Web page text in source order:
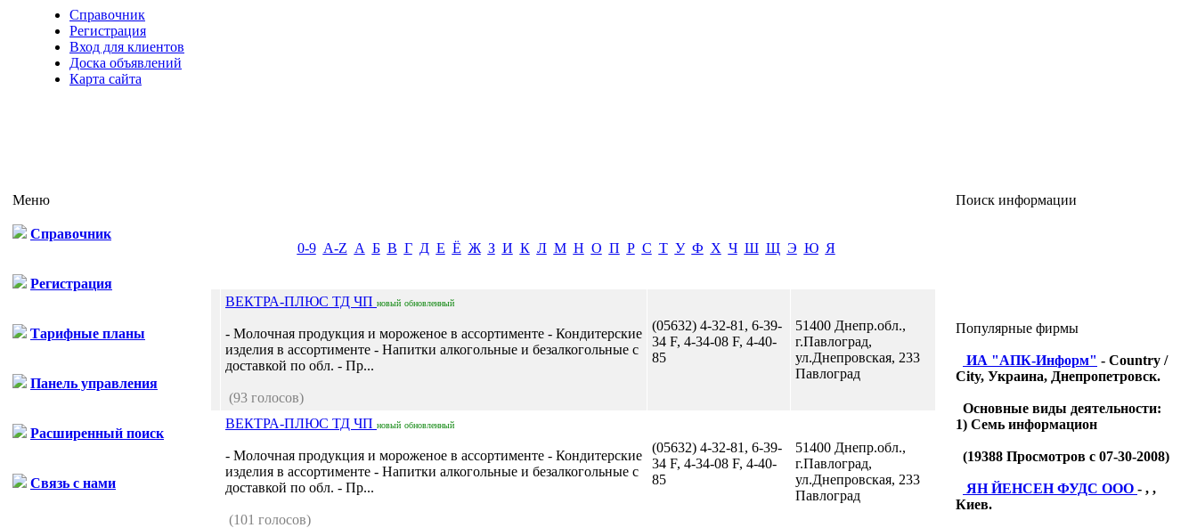
Справочник
Регистрация
Вход для клиентов
Доска объявлений
Карта сайта
Меню
Справочник
Регистрация
Тарифные планы
Панель управления
Расширенный поиск
Связь с нами
0-9 A-Z А Б В Г Д Е Ё Ж З И К Л М Н О П Р С Т У Ф Х Ч Ш Щ Э Ю Я
ВЕКТРА-ПЛЮС ТД ЧП новый обновленный
- Молочная продукция и мороженое в ассортименте - Кондитерские
изделия в ассортименте - Напитки алкогольные и безалкогольные с
доставкой по обл. - Пр...
(93 голосов)
(05632) 4-32-81, 6-39-
34 F, 4-34-08 F, 4-40-
85
51400 Днепр.обл.,
г.Павлоград,
ул.Днепровская, 233
Павлоград
ВЕКТРА-ПЛЮС ТД ЧП новый обновленный
- Молочная продукция и мороженое в ассортименте - Кондитерские
изделия в ассортименте - Напитки алкогольные и безалкогольные с
доставкой по обл. - Пр...
(101 голосов)
(05632) 4-32-81, 6-39-
34 F, 4-34-08 F, 4-40-
85
51400 Днепр.обл.,
г.Павлоград,
ул.Днепровская, 233
Павлоград
Поиск информации
Популярные фирмы
ИА "АПК-Информ" - Country /
City, Украина, Днепропетровск.
Основные виды деятельности:
1) Семь информацион
(19388 Просмотров с 07-30-2008)
ЯН ЙЕНСЕН ФУДС ООО - , ,
Киев.